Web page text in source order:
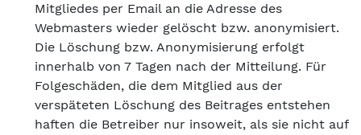
Mitgliedes per Email an die Adresse des
Webmasters wieder gelöscht bzw. anonymisiert.
Die Löschung bzw. Anonymisierung erfolgt
innerhalb von 7 Tagen nach der Mitteilung. Für
Folgeschäden, die dem Mitglied aus der
verspäteten Löschung des Beitrages entstehen
haften die Betreiber nur insoweit, als sie nicht auf